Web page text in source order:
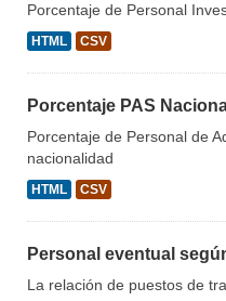
Porcentaje de Personal
HTML CSV
Porcentaje PAS
Porcentaje de Personal de
nacionalidad
HTML CSV
Personal eventual
La relación de puestos de